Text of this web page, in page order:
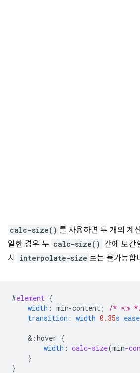
calc-size() 를 사용하면 두 개의 계
일한 경우 두 calc-size() 간에 보간
시
interpolate-size 로는 불가능합
#element {
width : min-content ;
/* 👈
transition : width 0.35s ease
& :hover {
width : calc-size(min-
}
}